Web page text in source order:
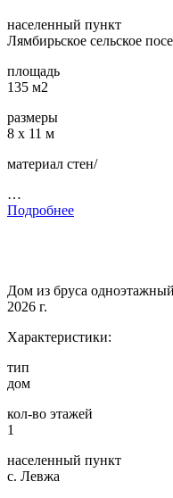
населенный пункт
Лямбирьское сельское
площадь
135 м2
размеры
8 х 11 м
материал стен/
…
Подробнее
Дом из бруса
2026 г.
Характеристики:
тип
дом
кол-во этажей
1
населенный пункт
с. Левжа